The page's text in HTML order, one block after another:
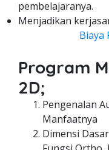
pembelajaranya.
Menjadikan
Biaya
Program
2D;
Pengenalan
Manfaatnya
Dimensi